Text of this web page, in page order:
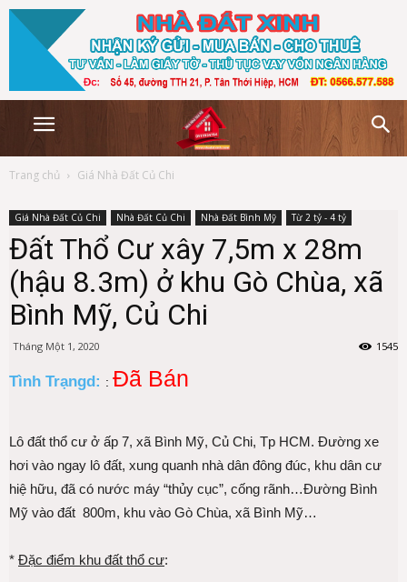
Trang chủ Giá Nhà Đất Củ Chi
Giá Nhà Đất Củ Chi Nhà Đất Củ Chi Nhà Đất Bình Mỹ Từ 2 tỷ - 4 tỷ
Đất Thổ Cư xây 7,5m x 28m
(hậu 8.3m) ở khu Gò Chùa, xã
Bình Mỹ, Củ Chi
Tháng Một 1, 2020 1545
Tình Trạngd: : Đã Bán
Lô đất thổ cư ở ấp 7, xã Bình Mỹ, Củ Chi, Tp HCM. Đường xe
hơi vào ngay lô đất, xung quanh nhà dân đông đúc, khu dân cư
hiệ hữu, đã có nước máy “thủy cục”, cống rãnh…Đường Bình
Mỹ vào đất 800m, khu vào Gò Chùa, xã Bình Mỹ…
* Đặc điểm khu đất thổ cư: